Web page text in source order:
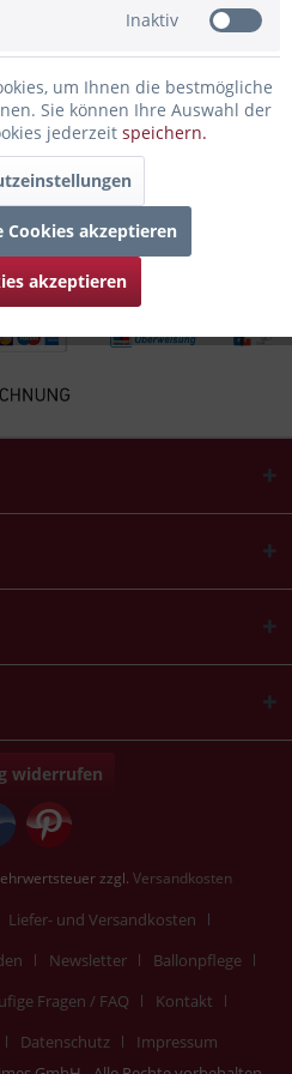
sind verfübar......mehr
widerrufen
zzgl. Versandkosten
Liefer- und Versandkosten
Newsletter
Ballonpflege
Fragen / FAQ
Kontakt
Datenschutz
Impressum
Inaktiv
um Ihnen die bestmögliche
Sie können Ihre Auswahl der
jederzeit speichern.
akzeptieren
akzeptieren